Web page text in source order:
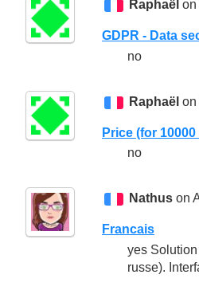
Raphaël on
GDPR - Data
no
Raphaël on
Price (for
no
Nathus on
Francais
yes
russe).